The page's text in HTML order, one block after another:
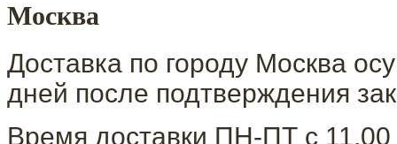
Москва
Доставка по городу Москва
дней после подтверждения
Время доставки ПН-ПТ с